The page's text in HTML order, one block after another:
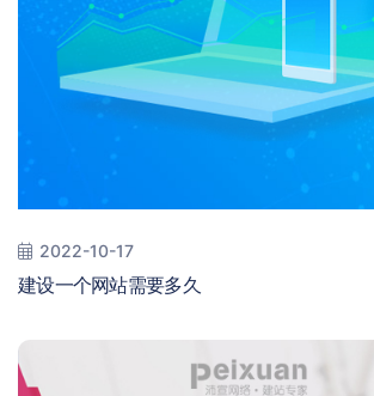
2022-10-17
建设一个网站需要多久